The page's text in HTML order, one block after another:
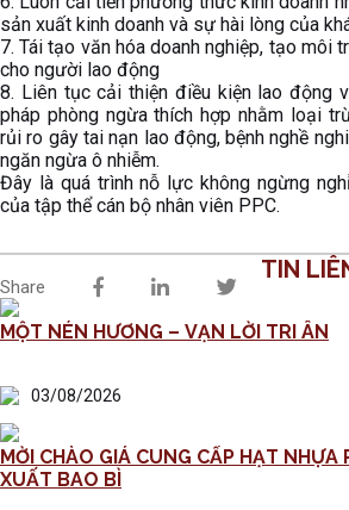
sản xuất kinh doanh và sự hài lòng của
7. Tái tạo văn hóa doanh nghiệp, tạo môi
cho người lao động
8. Liên tục cải thiện điều kiện lao động
pháp phòng ngừa thích hợp nhằm loại
rủi ro gây tai nạn lao động, bệnh nghề
ngăn ngừa ô nhiễm.
Đây là quá trình nỗ lực không ngừng
của tập thể cán bộ nhân viên PPC.
Share
TIN
MỘT NÉN HƯƠNG – VẠN LỜI TRI ÂN
03/08/2026
MỜI CHÀO GIÁ CUNG CẤP HẠT NHỰA
XUẤT BAO BÌ